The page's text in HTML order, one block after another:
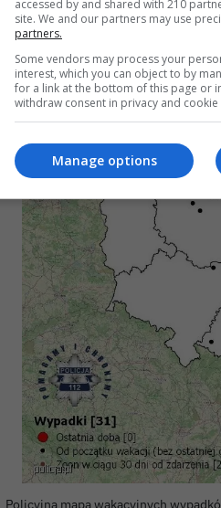
Policyjna mapa wakacyjnych
accessed by and shared with 210
site. We and our partners may use
partners.
Some vendors may process your
interest, which you can object to by
for a link at the bottom of this page or
withdraw consent in privacy and cookie
Manage options